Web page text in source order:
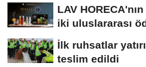
LAV
iki uluslararası
İlk ruhsatlar
teslim edildi